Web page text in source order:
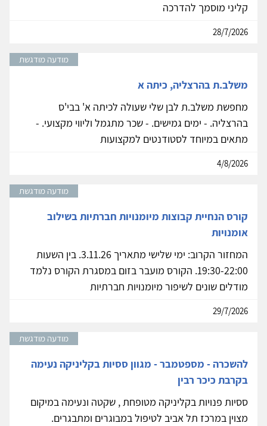
קליני מוסמך להדרכה
28/7/2026
מודעה מודגשת
משלב.ת בהרצליה, כיתה א
מחפשת משלב.ת לבן שלי שעולה לכיתה א' בבי'ס
בהרצליה. - ימים גמישים. - שכר מתגמל וליווי מקצועי. -
מתאים במיוחד לסטודנטים למקצועות
4/8/2026
מודעה מודגשת
קורס הנחיית קבוצות מיומנויות חברתיות בשילוב
אומנויות
המחזור הקרוב: ימי שלישי מתאריך 3.11.26. בין השעות
19:30-22:00. הקורס מועבר בזום במסגרת הקורס נלמד
מודלים שונים לשיפור מיומנויות חברתיות
29/7/2026
מודעה מודגשת
להשכרה - מספטמבר - מגוון ססיות בקליניקה נעימה
בקרבת כיכר רבין
ססיות פנויות בקליניקה מטופחת , שקטה ונעימה במיקום
מצוין במרכז תל אביב לטיפול במבוגרים ומתבגרים.